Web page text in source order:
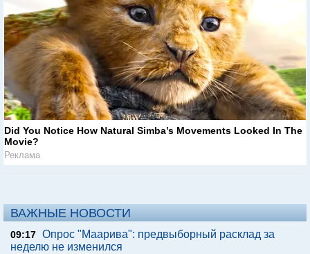
Did You Notice How Natural Simba’s Movements Looked In The
Movie?
Реклама
ВАЖНЫЕ НОВОСТИ
09:17 Опрос "Mаарива": предвыборный расклад за
неделю не изменился